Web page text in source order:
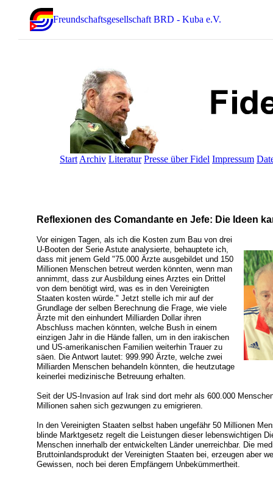
Freundschaftsgesellschaft BRD - Kuba e.V.
Start Archiv Literatur Presse über Fidel Impressum
Reflexionen des Comandante en Jefe: Die Ideen
Vor einigen Tagen, als ich die Kosten zum Bau von drei
U-Booten der Serie Astute analysierte, behauptete ich,
dass mit jenem Geld "75.000 Ärzte ausgebildet und 150
Millionen Menschen betreut werden könnten, wenn man
annimmt, dass zur Ausbildung eines Arztes ein Drittel
von dem benötigt wird, was es in den Vereinigten
Staaten kosten würde." Jetzt stelle ich mir auf der
Grundlage der selben Berechnung die Frage, wie viele
Ärzte mit den einhundert Milliarden Dollar ihren
Abschluss machen könnten, welche Bush in einem
einzigen Jahr in die Hände fallen, um in den irakischen
und US-amerikanischen Familien weiterhin Trauer zu
säen. Die Antwort lautet: 999.990 Ärzte, welche zwei
Milliarden Menschen behandeln könnten, die heutzutage
keinerlei medizinische Betreuung erhalten.
Seit der US-Invasion auf Irak sind dort mehr als 600.000
Millionen sahen sich gezwungen zu emigrieren.
In den Vereinigten Staaten selbst haben ungefähr 50 Millionen
blinde Marktgesetz regelt die Leistungen dieser lebenswichtigen
Menschen innerhalb der entwickelten Länder unerreichbar. Die
Bruttoinlandsprodukt der Vereinigten Staaten bei, erzeugen aber
Gewissen, noch bei deren Empfängern Unbekümmertheit.